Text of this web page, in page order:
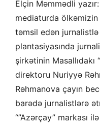
Elçin Məmmədli
mediaturda ölkəmizin
təmsil edən
plantasiyasında
şirkətinin Masallıdakı
direktoru Nuriyyə
Rəhmanova çayın
barədə jurnalistlərə
“”Azərçay” markası